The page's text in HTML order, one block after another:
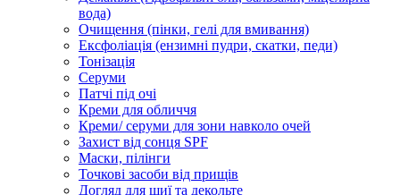
вода)
Очищення (пінки, гелі для вмивання)
Ексфоліація (ензимні пудри, скатки, педи)
Тонізація
Серуми
Патчі під очі
Креми для обличчя
Креми/ серуми для зони навколо очей
Захист від сонця SPF
Маски, пілінги
Точкові засоби від прищів
Догляд для шиї та декольте